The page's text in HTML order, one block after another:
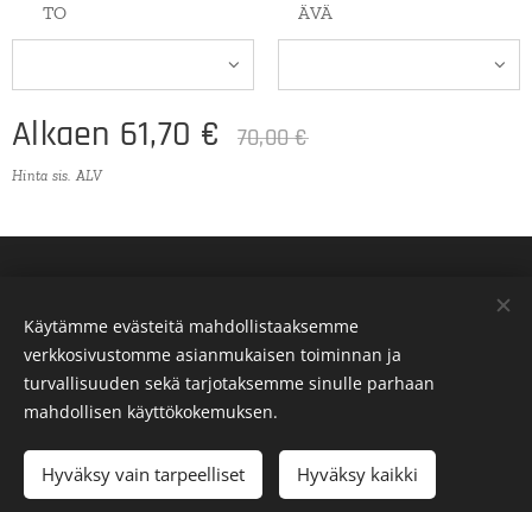
TO
ÄVÄ
Alkaen 61,70 € 70,00€
Hinta sis. ALV
Lisää ostoskoriin
Evästeet
Käytämme evästeitä mahdollistaaksemme
verkkosivustomme asianmukaisen toiminnan ja
turvallisuuden sekä tarjotaksemme sinulle parhaan
mahdollisen käyttökokemuksen.
Hyväksy vain tarpeelliset Hyväksy kaikki